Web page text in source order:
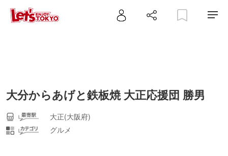
大分からあげと鉄板焼 大正応援団 勝男
大正(大阪府)
グルメ